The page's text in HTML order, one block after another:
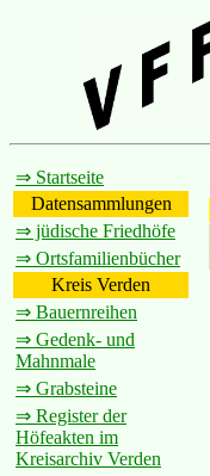
⇒ Startseite
Datensammlungen
⇒ jüdische Friedhöfe
⇒ Ortsfamilienbücher
Kreis Verden
⇒ Bauernreihen
⇒ Gedenk- und
Mahnmale
⇒ Grabsteine
⇒ Register der
Höfeakten im
Kreisarchiv Verden